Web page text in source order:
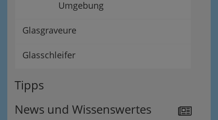
Umgebung
Glasgraveure
Glasschleifer
Tipps
News und Wissenswertes